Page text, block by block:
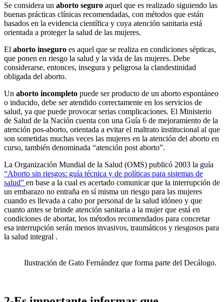
Se considera un aborto seguro aquel que es realizado siguiendo las
buenas prácticas clínicas recomendadas, con métodos que están
basados en la evidencia científica y cuya atención sanitaria está
orientada a proteger la salud de las mujeres.
El aborto inseguro es aquel que se realiza en condiciones sépticas,
que ponen en riesgo la salud y la vida de las mujeres. Debe
considerarse, entonces, insegura y peligrosa la clandestinidad
obligada del aborto.
Un aborto incompleto puede ser producto de un aborto espontáneo
o inducido, debe ser atendido correctamente en los servicios de
salud, ya que puede provocar serias complicaciones. El Ministerio
de Salud de la Nación cuenta con una Guía 6 de mejoramiento de la
atención pos-aborto, orientada a evitar el maltrato institucional al que
son sometidas muchas veces las mujeres en la atención del aborto en
curso, también denominada “atención post aborto”.
La Organización Mundial de la Salud (OMS) publicó 2003 la guía
“Aborto sin riesgos: guía técnica y de políticas para sistemas de
salud” en base a la cual es acertado comunicar que la interrupción de
un embarazo no entraña en sí misma un riesgo para las mujeres
cuando es llevada a cabo por personal de la salud idóneo y que
cuanto antes se brinde atención sanitaria a la mujer que está en
condiciones de abortar, los métodos recomendados para concretar
esa interrupción serán menos invasivos, traumáticos y riesgosos para
la salud integral .
Ilustración de Gato Fernández que forma parte del Decálogo.